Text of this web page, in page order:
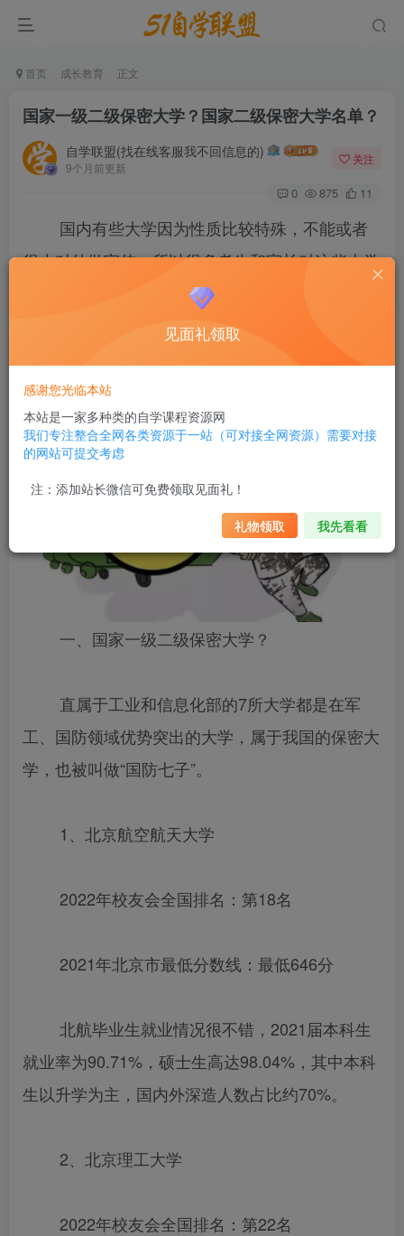
首页 成长教育 正文
国家一级二级保密大学？国家二级保密大学名单？
自学联盟(找在线客服我不回信息的)
9个月前更新
关注
0 875 11
国内有些大学因为性质比较特殊，不能或者
很少对外做宣传，所以很多考生和家长对这些大学
也不是很了解。那么，国家一级二级保密大学是哪
些？本文附国家二级保密大学名单，供参考。
一、国家一级二级保密大学？
直属于工业和信息化部的7所大学都是在军
工、国防领域优势突出的大学，属于我国的保密大
学，也被叫做“国防七子”。
1、北京航空航天大学
2022年校友会全国排名：第18名
2021年北京市最低分数线：最低646分
北航毕业生就业情况很不错，2021届本科生
就业率为90.71%，硕士生高达98.04%，其中本科
生以升学为主，国内外深造人数占比约70%。
2、北京理工大学
2022年校友会全国排名：第22名
见面礼领取
感谢您光临本站
本站是一家多种类的自学课程资源网
我们专注整合全网各类资源于一站（可对接全网资源）需要对接
的网站可提交考虑
注：添加站长微信可免费领取见面礼！
礼物领取 我先看看